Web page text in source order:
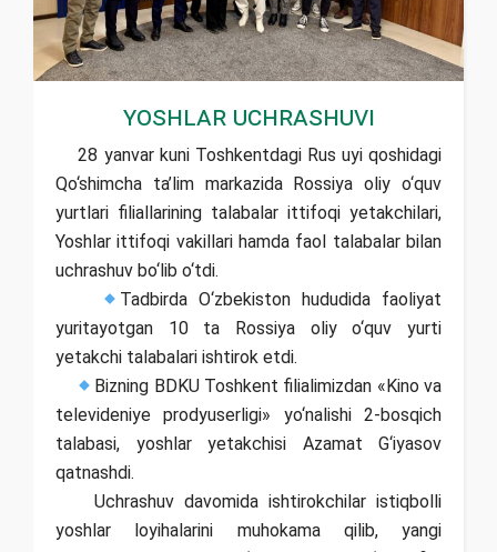
Yoshlar uchrashuvi
28 yanvar kuni Toshkentdagi Rus uyi qoshidagi
Qo‘shimcha ta’lim markazida Rossiya oliy o‘quv
yurtlari filiallarining talabalar ittifoqi yetakchilari,
Yoshlar ittifoqi vakillari hamda faol talabalar bilan
uchrashuv bo‘lib o‘tdi.
Tadbirda O‘zbekiston hududida faoliyat
yuritayotgan 10 ta Rossiya oliy o‘quv yurti
yetakchi talabalari ishtirok etdi.
Bizning BDKU Toshkent filialimizdan «Kino va
televideniye prodyuserligi» yo‘nalishi 2-bosqich
talabasi, yoshlar yetakchisi Azamat G‘iyasov
qatnashdi.
Uchrashuv davomida ishtirokchilar istiqbolli
yoshlar loyihalarini muhokama qilib, yangi